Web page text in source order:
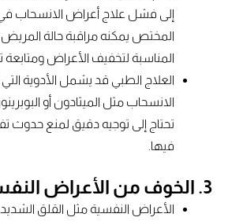
إلى فشل علاج أعراض الانسحاب في
المختص يمكنه مراقبة حالة المريض
المناسبة لتخفيف الأعراض ومتابعة
العلاج الطبي قد يشمل الأدوية
الانسحاب مثل الميثادون أو
تحتاج إلى توجيه دقيق لمنع حدوث
فيها.
3. الخوف من الأعراض النفسية الصعبة
الأعراض النفسية مثل القلق الشديد،